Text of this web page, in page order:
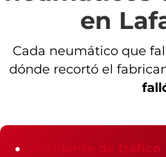
en
Cada neumático que
dónde recortó el
Accidente de tráfico